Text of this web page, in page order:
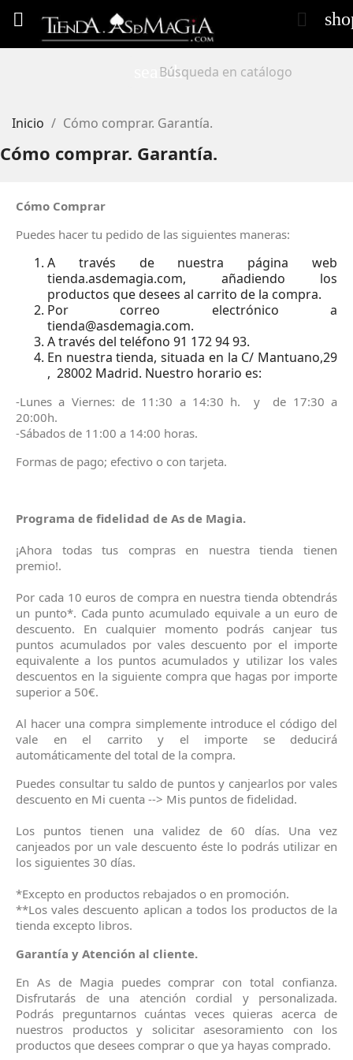
 
search
Inicio Cómo comprar. Garantía.
Cómo comprar. Garantía.
Cómo Comprar
Puedes hacer tu pedido de las siguientes maneras:
A través de nuestra página web
tienda.asdemagia.com, añadiendo los
productos que desees al carrito de la compra.
Por correo electrónico a
tienda@asdemagia.com.
A través del teléfono 91 172 94 93.
En nuestra tienda, situada en la C/ Mantuano,29
, 28002 Madrid. Nuestro horario es:
-Lunes a Viernes: de 11:30 a 14:30 h. y de 17:30 a
20:00h.
-Sábados de 11:00 a 14:00 horas.
Formas de pago; efectivo o con tarjeta.
Programa de fidelidad de As de Magia.
¡Ahora todas tus compras en nuestra tienda tienen
premio!.
Por cada 10 euros de compra en nuestra tienda obtendrás
un punto*. Cada punto acumulado equivale a un euro de
descuento. En cualquier momento podrás canjear tus
puntos acumulados por vales descuento por el importe
equivalente a los puntos acumulados y utilizar los vales
descuentos en la siguiente compra que hagas por importe
superior a 50€.
Al hacer una compra simplemente introduce el código del
vale en el carrito y el importe se deducirá
automáticamente del total de la compra.
Puedes consultar tu saldo de puntos y canjearlos por vales
descuento en Mi cuenta --> Mis puntos de fidelidad.
Los puntos tienen una validez de 60 días. Una vez
canjeados por un vale descuento éste lo podrás utilizar en
los siguientes 30 días.
*Excepto en productos rebajados o en promoción.
**Los vales descuento aplican a todos los productos de la
tienda excepto libros.
Garantía y Atención al cliente.
En As de Magia puedes comprar con total confianza.
Disfrutarás de una atención cordial y personalizada.
Podrás preguntarnos cuántas veces quieras acerca de
nuestros productos y solicitar asesoramiento con los
productos que desees comprar o que ya hayas comprado.